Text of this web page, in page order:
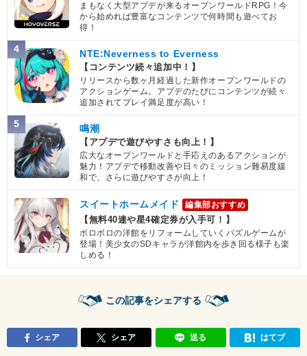
まもなく大型アプデが来るオープンワールドRPG！今
から始めれば豊富なコンテンツで何時間も遊べてお
得！
4 NTE:Neverness to Everness
【コンテンツ続々追加中！】
リリースから数ヶ月経過した新作オープンワールドの
アクションゲーム。アプデのたびにコンテンツが続々
追加されてプレイ満足度が高い！
5 鳴潮
【アプデで遊びやすさも向上！】
広大なオープンワールドと手応えのあるアクションが
魅力！アプデで移動改善や日々のミッション難易度緩
和で、さらに遊びやすさが向上！
スイートホームメイド 編集部おすすめ
【無料40連や星4確定券が入手可！】
ボロボロの洋館をリフォームしていくパズルゲームが
登場！美少女のSDキャラが洋館内を歩き回る様子も楽
しめる！
この記事をシェアする
シェア シェア 送る はてブ